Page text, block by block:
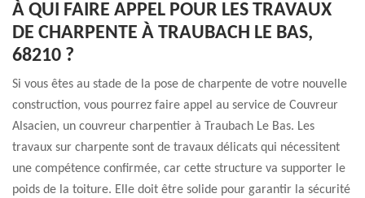
À QUI FAIRE APPEL POUR LES TRAVAUX
DE CHARPENTE À TRAUBACH LE BAS,
68210 ?
Si vous êtes au stade de la pose de charpente de votre nouvelle
construction, vous pourrez faire appel au service de Couvreur
Alsacien, un couvreur charpentier à Traubach Le Bas. Les
travaux sur charpente sont de travaux délicats qui nécessitent
une compétence confirmée, car cette structure va supporter le
poids de la toiture. Elle doit être solide pour garantir la sécurité